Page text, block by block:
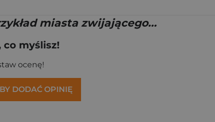
miasta zwijającego...
co myślisz!
ocenę!
DODAĆ OPINIĘ